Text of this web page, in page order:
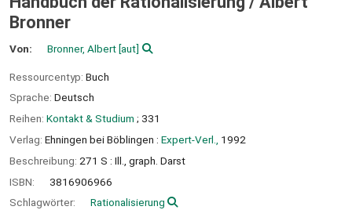
Bronner
Von: Bronner, Albert[aut]
Ressourcentyp: Buch
Sprache: Deutsch
Reihen: Kontakt & Studium ; 331
Verlag: Ehningen bei Böblingen : Expert-Verl.,
1992
Beschreibung: 271 S : Ill., graph. Darst
ISBN:
3816906966
Schlagwörter:
Rationalisierung